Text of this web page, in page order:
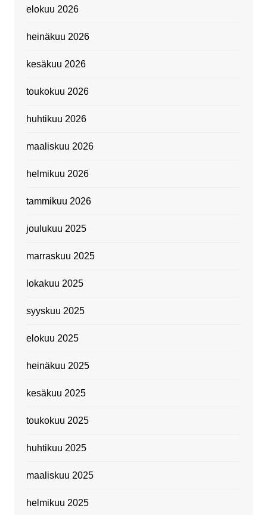
elokuu 2026
heinäkuu 2026
kesäkuu 2026
toukokuu 2026
huhtikuu 2026
maaliskuu 2026
helmikuu 2026
tammikuu 2026
joulukuu 2025
marraskuu 2025
lokakuu 2025
syyskuu 2025
elokuu 2025
heinäkuu 2025
kesäkuu 2025
toukokuu 2025
huhtikuu 2025
maaliskuu 2025
helmikuu 2025